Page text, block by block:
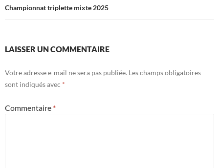
Championnat triplette mixte 2025
LAISSER UN COMMENTAIRE
Votre adresse e-mail ne sera pas publiée. Les champs obligatoires
sont indiqués avec *
Commentaire *